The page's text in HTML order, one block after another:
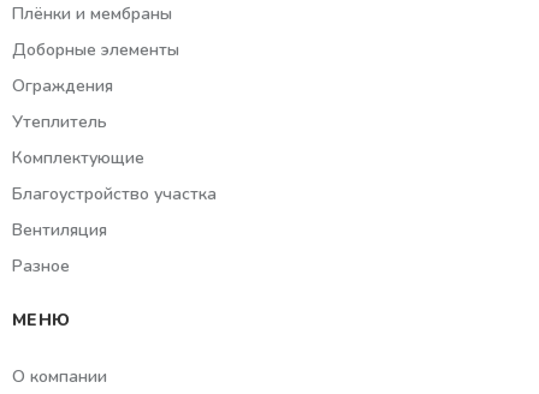
Плёнки и мембраны
Доборные элементы
Ограждения
Утеплитель
Комплектующие
Благоустройство участка
Вентиляция
Разное
МЕНЮ
О компании